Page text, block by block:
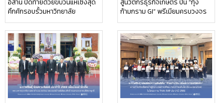
อีสาน ปิดท้ายด้วยขบวนแห่เซิ้งสุด
คึกคักรอบรั้วมหาวิทยาลัย
สู่นวัตกรธุรกิจเกษตร ปั้น “กุ้ง
ก้ามกราม GI” พรีเมียมครบวงจร